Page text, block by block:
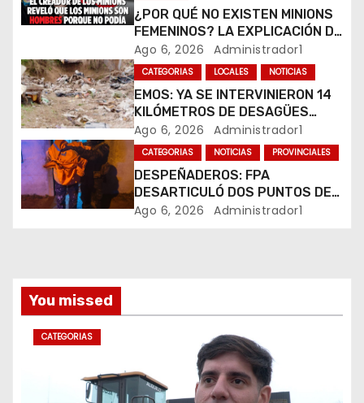
e
e
n
t
r
a
s
¿POR QUÉ NO EXISTEN MINIONS
FEMENINOS? LA EXPLICACIÓN DE
SU CREADOR QUE VOLVIÓ A
VIRALIZARSE
Ago 6, 2026 Administrador1
CATEGORIAS LOCALES NOTICIAS
EMOS: YA SE INTERVINIERON 14
KILÓMETROS DE DESAGÜES
PLUVIALES
Ago 6, 2026 Administrador1
CATEGORIAS NOTICIAS PROVINCIALES
DESPEÑADEROS: FPA
DESARTICULÓ DOS PUNTOS DE
VENTA DE DROGAS. TRES
Ago 6, 2026 Administrador1
You missed
CATEGORIAS